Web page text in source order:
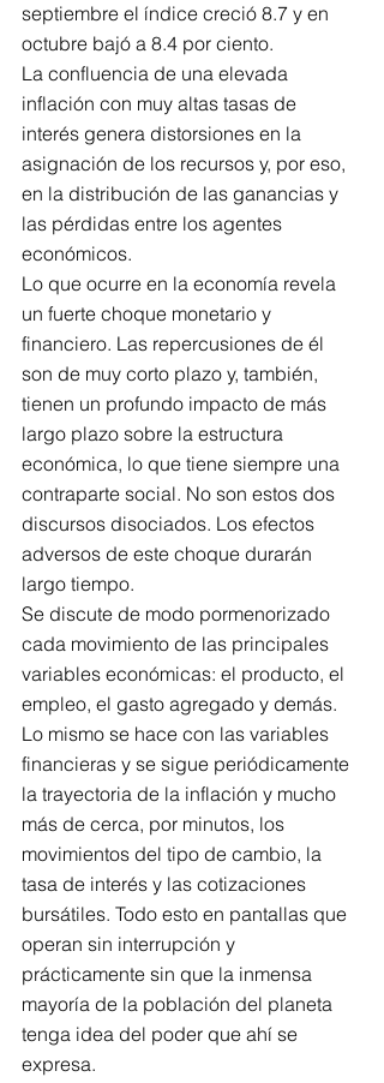
septiembre el índice creció 8.7 y en
octubre bajó a 8.4 por ciento.
La confluencia de una elevada
inflación con muy altas tasas de
interés genera distorsiones en la
asignación de los recursos y, por eso,
en la distribución de las ganancias y
las pérdidas entre los agentes
económicos.
Lo que ocurre en la economía revela
un fuerte choque monetario y
financiero. Las repercusiones de él
son de muy corto plazo y, también,
tienen un profundo impacto de más
largo plazo sobre la estructura
económica, lo que tiene siempre una
contraparte social. No son estos dos
discursos disociados. Los efectos
adversos de este choque durarán
largo tiempo.
Se discute de modo pormenorizado
cada movimiento de las principales
variables económicas: el producto, el
empleo, el gasto agregado y demás.
Lo mismo se hace con las variables
financieras y se sigue periódicamente
la trayectoria de la inflación y mucho
más de cerca, por minutos, los
movimientos del tipo de cambio, la
tasa de interés y las cotizaciones
bursátiles. Todo esto en pantallas que
operan sin interrupción y
prácticamente sin que la inmensa
mayoría de la población del planeta
tenga idea del poder que ahí se
expresa.